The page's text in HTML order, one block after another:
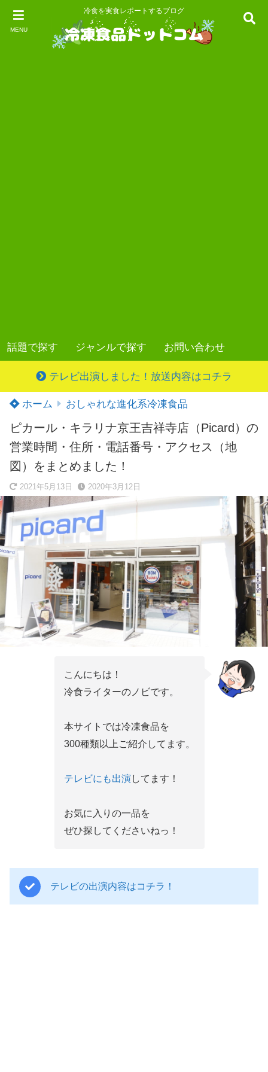
MENU
冷食を実食レポートするブログ
話題で探す ジャンルで探す お問い合わせ
テレビ出演しました！放送内容はコチラ
ホーム おしゃれな進化系冷凍食品
ピカール・キラリナ京王吉祥寺店（Picard）の
営業時間・住所・電話番号・アクセス（地
図）をまとめました！
2021年5月13日 2020年3月12日
こんにちは！
冷食ライターのノビです。
本サイトでは冷凍食品を
300種類以上ご紹介してます。
テレビにも出演してます！
お気に入りの一品を
ぜひ探してくださいねっ！
テレビの出演内容はコチラ！